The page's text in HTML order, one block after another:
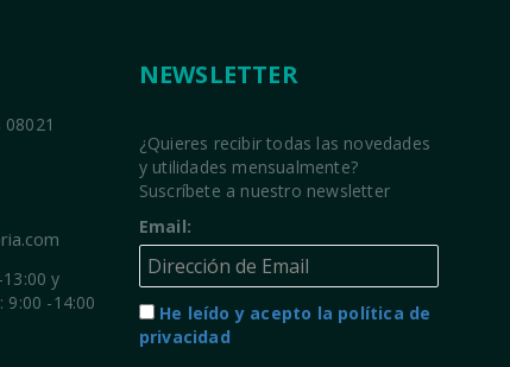
y
9:00 -14:00
NEWSLETTER
¿Quieres recibir todas las novedades
y utilidades mensualmente?
Suscríbete a nuestro newsletter
Email:
He leído y acepto la política de
privacidad